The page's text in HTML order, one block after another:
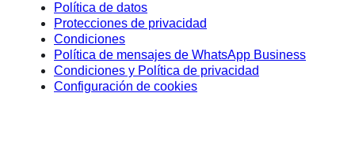
Política de datos
Protecciones de privacidad
Condiciones
Política de mensajes de WhatsApp Business
Condiciones y Política de privacidad
Configuración de cookies